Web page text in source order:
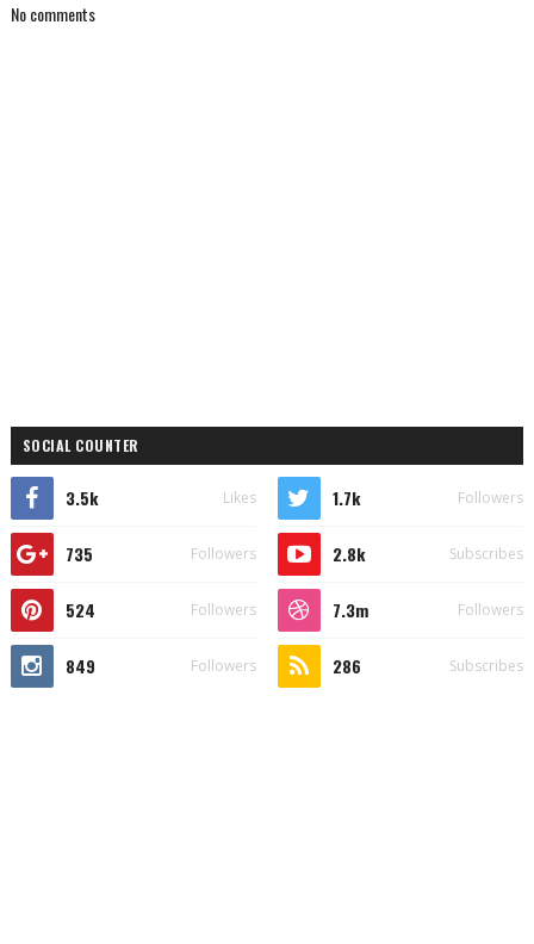
No comments
SOCIAL COUNTER
3.5k Likes 1.7k Followers
735 Followers 2.8k Subscribes
524 Followers 7.3m Followers
849 Followers 286 Subscribes